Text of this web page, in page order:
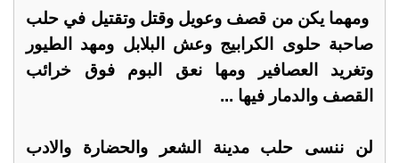
ومهما يكن من قصف وعويل وقتل وتقتيل في حلب
صاحبة حلوى الكرابيج وعش البلابل ومهد الطيور
وتغريد العصافير ومها نعق البوم فوق خرائب
القصف والدمار فيها ...
لن ننسى حلب مدينة الشعر والحضارة والادب